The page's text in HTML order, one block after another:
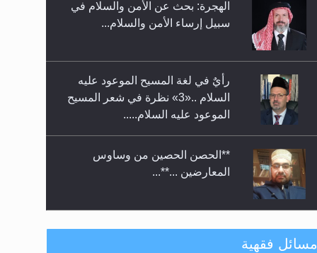
معرض القرآن الكريم لمدة ثلاثين
يوما في مكتبة مدينة ريهيماكي في
رأيٌ في لغة المسيح الموعود عليه
السلام ..«3» نظرة في شعر المسيح
**الحصن الحصين من وساوس
المعارضين ...**...
متطلَّبات التّحريك الجديد...
رأيٌ في لغة المسيح الموعود عليه
مسائل فقهية